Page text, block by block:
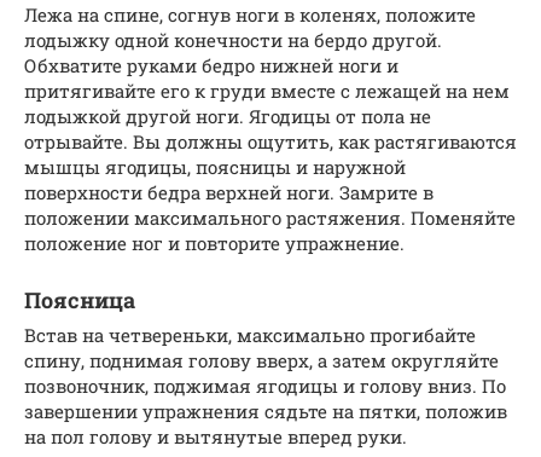
Лежа на спине, согнув ноги в коленях, положите
лодыжку одной конечности на бердо другой.
Обхватите руками бедро нижней ноги и
притягивайте его к груди вместе с лежащей на нем
лодыжкой другой ноги. Ягодицы от пола не
отрывайте. Вы должны ощутить, как растягиваются
мышцы ягодицы, поясницы и наружной
поверхности бедра верхней ноги. Замрите в
положении максимального растяжения. Поменяйте
положение ног и повторите упражнение.
Поясница
Встав на четвереньки, максимально прогибайте
спину, поднимая голову вверх, а затем округляйте
позвоночник, поджимая ягодицы и голову вниз. По
завершении упражнения сядьте на пятки, положив
на пол голову и вытянутые вперед руки.